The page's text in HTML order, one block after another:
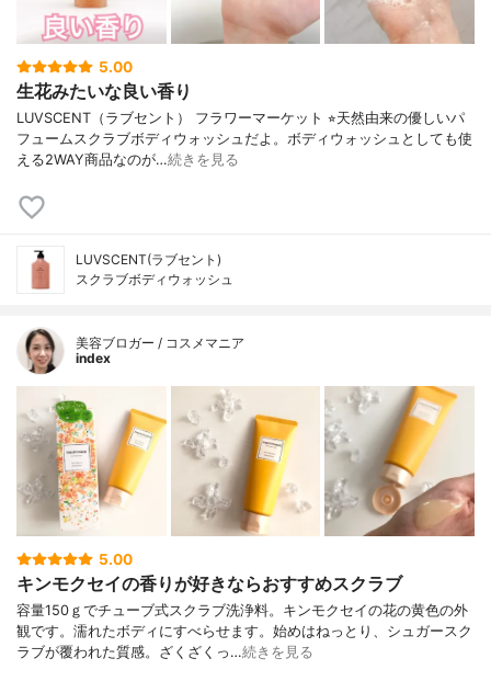
5.00
生花みたいな良い香り
LUVSCENT（ラブセント） フラワーマーケット ⭐︎天然由来の優しいパ
フュームスクラブボディウォッシュだよ。ボディウォッシュとしても使
える2WAY商品なのが…続きを見る
LUVSCENT(ラブセント)
スクラブボディウォッシュ
美容ブロガー / コスメマニア
index
5.00
キンモクセイの香りが好きならおすすめスクラブ
容量150ｇでチューブ式スクラブ洗浄料。キンモクセイの花の黄色の外
観です。濡れたボディにすべらせます。始めはねっとり、シュガースク
ラブが覆われた質感。ざくざくっ…続きを見る